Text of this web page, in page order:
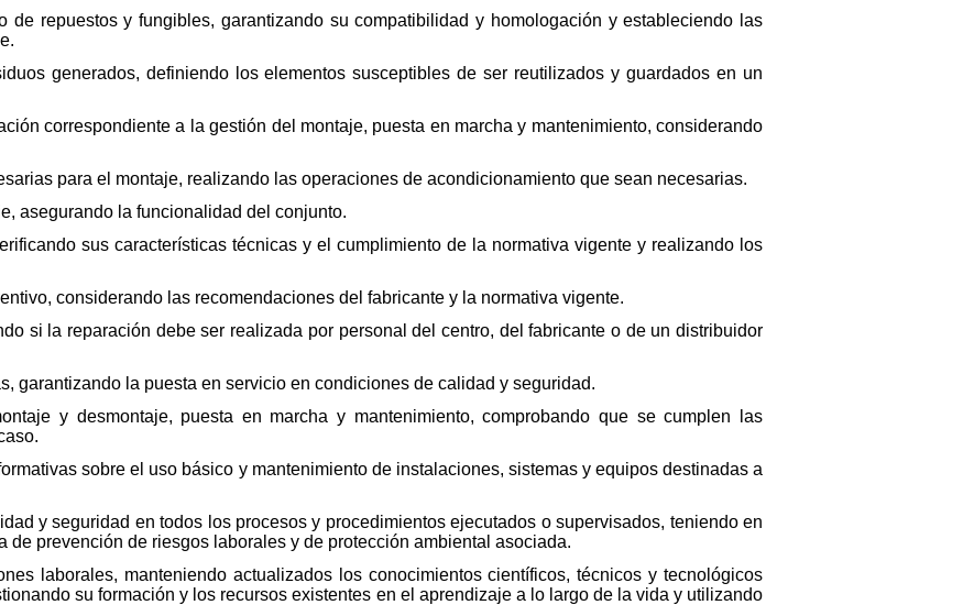
de repuestos y fungibles, garantizando su compatibilidad y homologación y estableciendo las
generados, definiendo los elementos susceptibles de ser reutilizados y guardados en un
correspondiente a la gestión del montaje, puesta en marcha y mantenimiento, considerando
para el montaje, realizando las operaciones de acondicionamiento que sean necesarias.
asegurando la funcionalidad del conjunto.
sus características técnicas y el cumplimiento de la normativa vigente y realizando los
considerando las recomendaciones del fabricante y la normativa vigente.
si la reparación debe ser realizada por personal del centro, del fabricante o de un distribuidor
garantizando la puesta en servicio en condiciones de calidad y seguridad.
y desmontaje, puesta en marcha y mantenimiento, comprobando que se cumplen las
sobre el uso básico y mantenimiento de instalaciones, sistemas y equipos destinadas a
y seguridad en todos los procesos y procedimientos ejecutados o supervisados, teniendo en
de prevención de riesgos laborales y de protección ambiental asociada.
laborales, manteniendo actualizados los conocimientos científicos, técnicos y tecnológicos
su formación y los recursos existentes en el aprendizaje a lo largo de la vida y utilizando